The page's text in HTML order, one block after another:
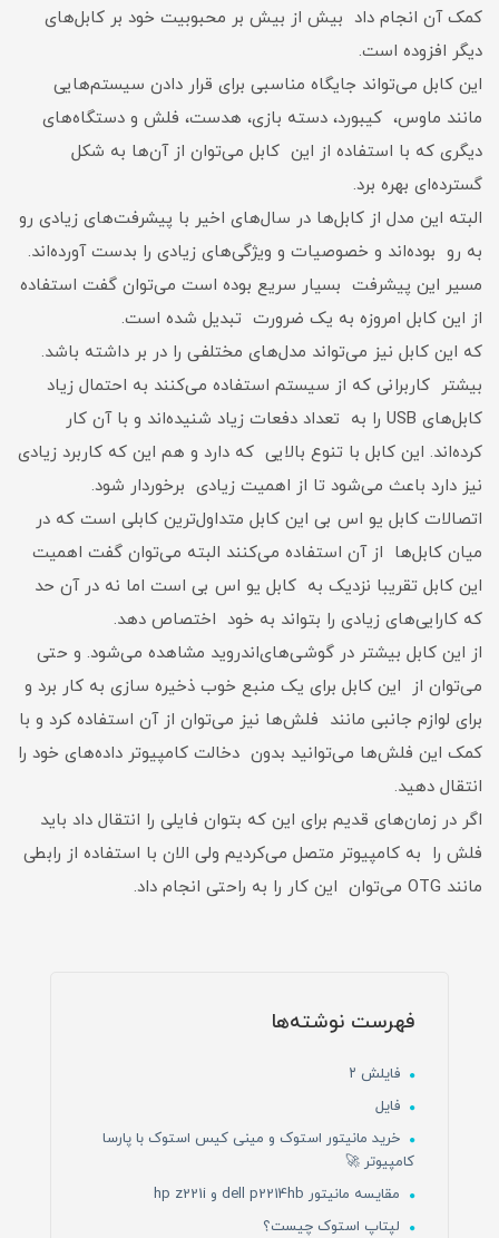
کمک آن انجام داد بیش از بیش بر محبوبیت خود بر کابل‌های
دیگر افزوده است.
این کابل می‌تواند جایگاه مناسبی برای قرار دادن سیستم‌هایی
مانند ماوس، کیبورد، دسته بازی، هدست، فلش و دستگاه‌های
دیگری که با استفاده از این کابل می‌توان از آن‌ها به شکل
گسترده‌ای بهره برد.
البته این مدل از کابل‌ها در سال‌های اخیر با پیشرفت‌های زیادی رو
به رو بوده‌اند و خصوصیات و ویژگی‌های زیادی را بدست آورده‌اند.
مسیر این پیشرفت بسیار سریع بوده است می‌توان گفت استفاده
از این کابل امروزه به یک ضرورت تبدیل شده است.
که این کابل نیز می‌تواند مدل‌های مختلفی را در بر داشته باشد.
بیشتر کاربرانی که از سیستم استفاده می‌کنند به احتمال زیاد
کابل‌های USB را به تعداد دفعات زیاد شنیده‌اند و با آن کار
کرده‌اند. این کابل با تنوع بالایی که دارد و هم این که کاربرد زیادی
نیز دارد باعث می‌شود تا از اهمیت زیادی برخوردار شود.
اتصالات کابل یو اس بی این کابل متداول‌ترین کابلی است که در
میان کابل‌ها از آن استفاده می‌کنند البته می‌توان گفت اهمیت
این کابل تقریبا نزدیک به کابل یو اس بی است اما نه در آن حد
که کارایی‌های زیادی را بتواند به خود اختصاص دهد.
از این کابل بیشتر در گوشی‌های‌اندروید مشاهده می‌شود. و حتی
می‌توان از این کابل برای یک منبع خوب ذخیره سازی به کار برد و
برای لوازم جانبی مانند فلش‌ها نیز می‌توان از آن استفاده کرد و با
کمک این فلش‌ها می‌توانید بدون دخالت کامپیوتر داده‌های خود را
انتقال دهید.
اگر در زمان‌های قدیم برای این که بتوان فایلی را انتقال داد باید
فلش را به کامپیوتر متصل می‌کردیم ولی الان با استفاده از رابطی
مانند OTG می‌توان این کار را به راحتی انجام داد.
فهرست نوشته‌ها
فایلش ۲
فایل
خرید مانیتور استوک و مینی کیس استوک با پارسا
کامپیوتر 🚀
مقایسه مانیتور dell p2214hb و hp z221i
لپتاپ استوک چیست؟